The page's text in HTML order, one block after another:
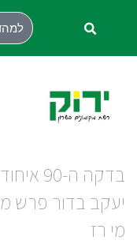
בדקה
יעקב בדור פרש
מי רז